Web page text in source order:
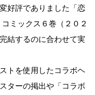
好評でありました「恋
ミックス６巻（２０２
結するのに合わせて実
トを使用したコラボヘ
ターの掲出や「コラボ